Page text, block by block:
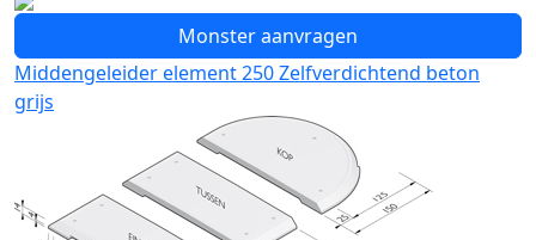
Monster aanvragen
Middengeleider element 250 Zelfverdichtend beton
grijs